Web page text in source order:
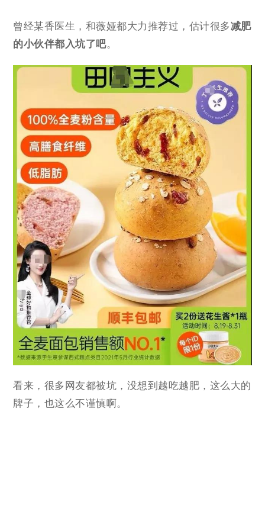
曾经某香医生，和薇娅都大力推荐过，估计很多减肥
的小伙伴都入坑了吧。
看来，很多网友都被坑，没想到越吃越肥，这么大的
牌子，也这么不谨慎啊。